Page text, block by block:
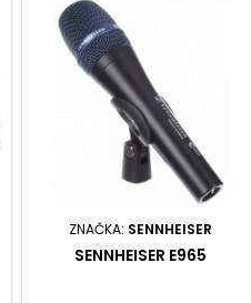
ZNAČKA: SENNHEISER
SENNHEISER E965